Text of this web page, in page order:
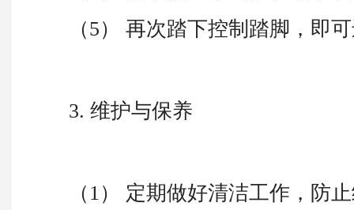
（5） 再次踏下控制踏脚，即可
3. 维护与保养
（1） 定期做好清洁工作，防止